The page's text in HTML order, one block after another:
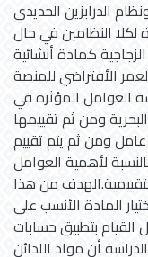
الدرابزين الحديدي
لكلا النظامين في حال
الزجاجية كمادة أنشائية
الأفتراضي للمنصة
العوامل المؤثرة في
ومن ثم تقييمها
ومن ثم يتم تقييم
لأهمية العوامل
من هذا
المادة الأنسب على
بتطبيق حسابات
أن مواد اللدائن